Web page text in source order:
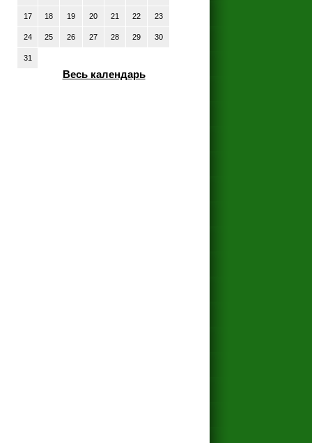
17 18 19 20 21 22 23
24 25 26 27 28 29 30
31
Весь календарь